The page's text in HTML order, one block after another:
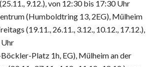
9.12.), von 12:30 bis 17:30 Uhr
(Humboldtring 13, 2EG), Mülheim
(19.11., 26.11., 3.12., 10.12., 17.12.),
Platz 1h, EG), Mülheim an der